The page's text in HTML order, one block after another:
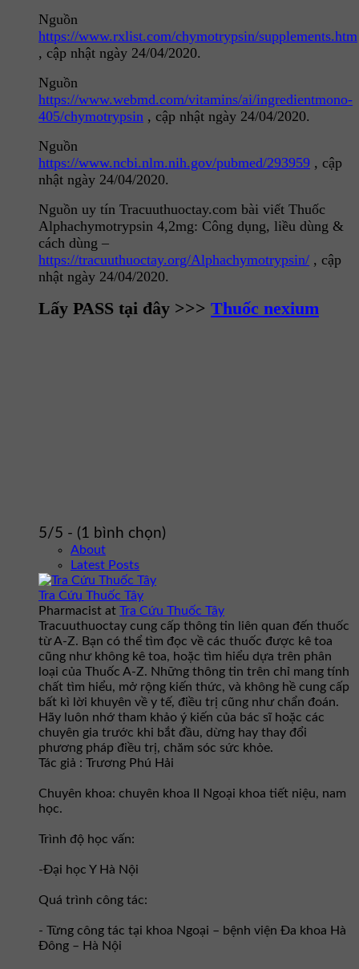
Nguồn
https://www.rxlist.com/chymotrypsin/supplements.htm
, cập nhật ngày 24/04/2020.
Nguồn
https://www.webmd.com/vitamins/ai/ingredientmono-
405/chymotrypsin , cập nhật ngày 24/04/2020.
Nguồn
https://www.ncbi.nlm.nih.gov/pubmed/293959 , cập
nhật ngày 24/04/2020.
Nguồn uy tín Tracuuthuoctay.com bài viết Thuốc
Alphachymotrypsin 4,2mg: Công dụng, liều dùng &
cách dùng –
https://tracuuthuoctay.org/Alphachymotrypsin/ , cập
nhật ngày 24/04/2020.
Lấy PASS tại đây >>> Thuốc nexium
5/5 - (1 bình chọn)
About
Latest Posts
Tra Cứu Thuốc Tây
Pharmacist at Tra Cứu Thuốc Tây
Tracuuthuoctay cung cấp thông tin liên quan đến thuốc
từ A-Z. Bạn có thể tìm đọc về các thuốc được kê toa
cũng như không kê toa, hoặc tìm hiểu dựa trên phân
loại của Thuốc A-Z. Những thông tin trên chỉ mang tính
chất tìm hiểu, mở rộng kiến thức, và không hề cung cấp
bất kì lời khuyên về y tế, điều trị cũng như chẩn đoán.
Hãy luôn nhớ tham khảo ý kiến của bác sĩ hoặc các
chuyên gia trước khi bắt đầu, dừng hay thay đổi
phương pháp điều trị, chăm sóc sức khỏe.
Tác giả : Trương Phú Hải
Chuyên khoa: chuyên khoa II Ngoại khoa tiết niệu, nam
học.
Trình độ học vấn:
-Đại học Y Hà Nội
Quá trình công tác:
- Từng công tác tại khoa Ngoại – bệnh viện Đa khoa Hà
Đông – Hà Nội